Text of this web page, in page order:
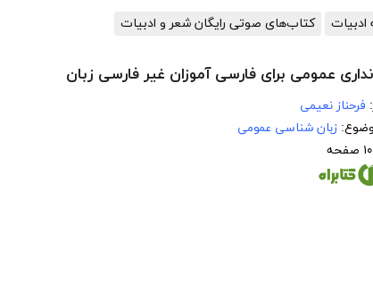
کتاب‌های صوتی رایگان شعر و ادبیات
عمومی برای فارسی آموزان غیر فارسی زبان
فرحناز نعیمی
زبان شناسی عمومی